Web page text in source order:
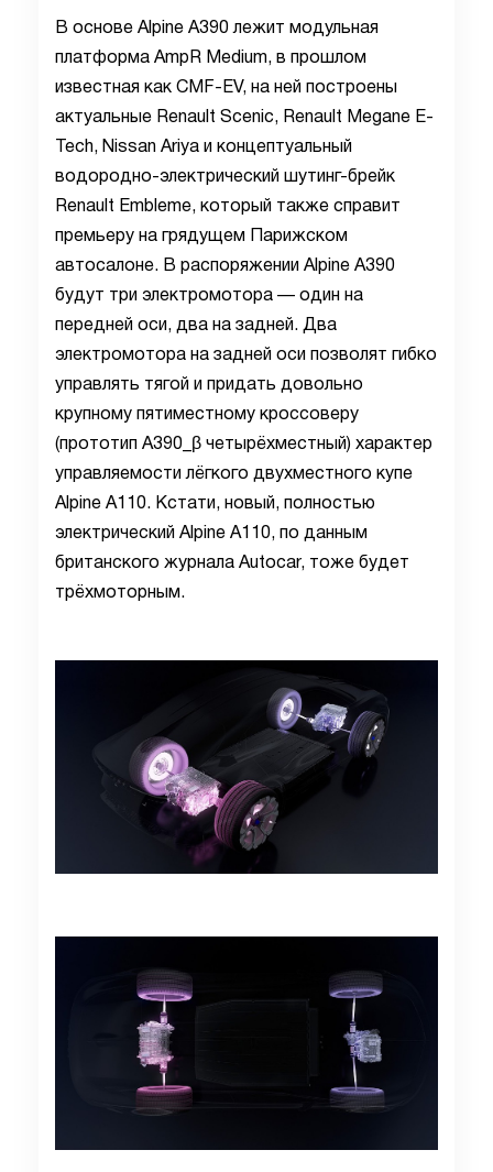
В основе Alpine A390 лежит модульная
платформа AmpR Medium, в прошлом
известная как CMF-EV, на ней построены
актуальные Renault Scenic, Renault Megane E-
Tech, Nissan Ariya и концептуальный
водородно-электрический шутинг-брейк
Renault Embleme, который также справит
премьеру на грядущем Парижском
автосалоне. В распоряжении Alpine A390
будут три электромотора — один на
передней оси, два на задней. Два
электромотора на задней оси позволят гибко
управлять тягой и придать довольно
крупному пятиместному кроссоверу
(прототип A390_β четырёхместный) характер
управляемости лёгкого двухместного купе
Alpine A110. Кстати, новый, полностью
электрический Alpine A110, по данным
британского журнала Autocar, тоже будет
трёхмоторным.